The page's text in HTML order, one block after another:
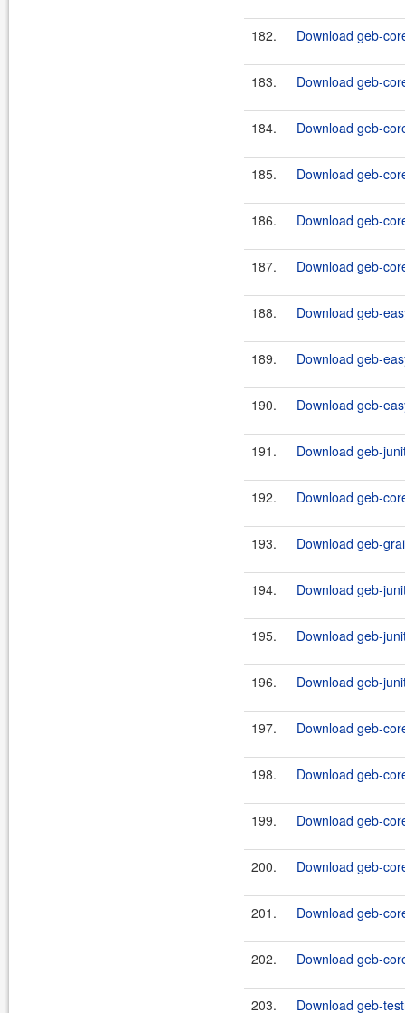
182. Download geb-
183. Download geb-
184. Download geb-
185. Download geb-
186. Download geb-
187. Download geb-
188. Download geb-
189. Download geb-
190. Download geb-
191. Download geb-
192. Download geb-
193. Download geb-
194. Download geb-
195. Download geb-
196. Download geb-
197. Download geb-
198. Download geb-
199. Download geb-
200. Download geb-
201. Download geb-
202. Download geb-
203. Download geb-